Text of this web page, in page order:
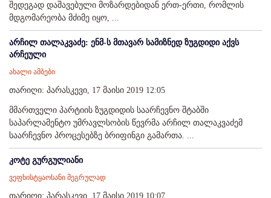
შედეგად დაშავებული მოზარდებიდან ერთ-ერთი, რომლის
მდგომარეობა მძიმე იყო, ...
არჩილ თალაკვაძე: ენმ-ს მთავარ სამიზნედ ზუგდიდი აქვს
არჩეული
ახალი ამბები
თარიღი: პარასკევი, 17 მაისი 2019 12:05
მმართველი პარტიის ზუგდიდის საარჩევნო შტაბში
საპარლამენტო უმრავლსობის წევრმა არჩილ თალაკვაძემ
საარჩევნო პროცესებზე ბრიფინგი გამართა. ...
კოტე გურგულიანი
ვეფხისტყაოსანი მეგრულად
თარიღი: პარასკევი, 17 მაისი 2019 10:07